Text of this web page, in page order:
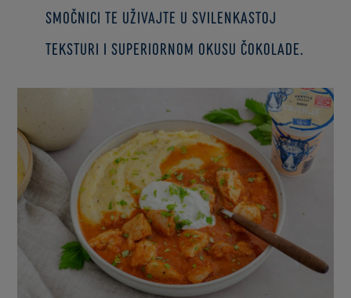
smočnici te uživajte u svilenkastoj
teksturi i superiornom okusu čokolade.